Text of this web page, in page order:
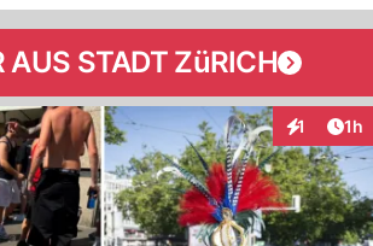
AUS STADT ZüRICH
1 1h